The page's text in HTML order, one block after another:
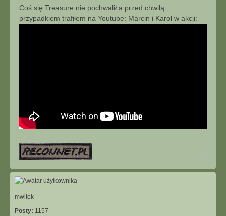
s
Coś się Treasure nie pochwalił a przed chwilą
przypadkiem trafiłem na Youtube: Marcin i Karol w akcji:
g
mwitek
Posty: 1157